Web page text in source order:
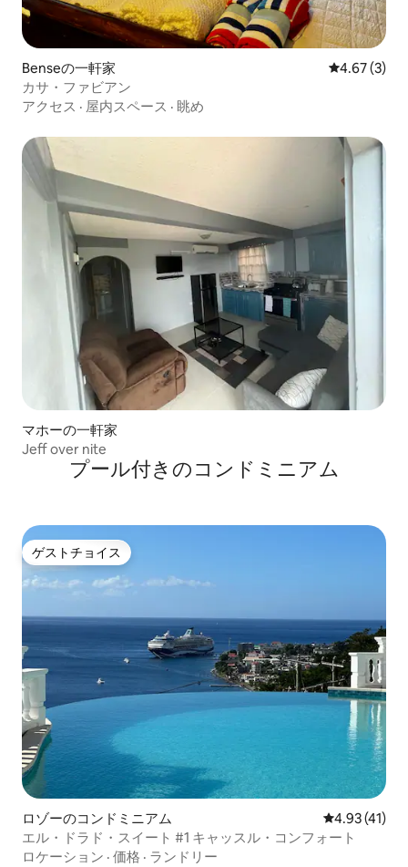
Benseの一軒家 レビュー3
4.67 (3)
カサ・ファビアン
アクセス · 屋内スペース · 眺め
マホーの一軒家
Jeff over nite
プール付きのコンドミニアム
ゲストチョイス
ゲストチョイス
ロゾーのコンドミニアム レビュー41
4.93 (41)
エル・ドラド・スイート #1 キャッスル・コンフォート
ロケーション · 価格 · ランドリー